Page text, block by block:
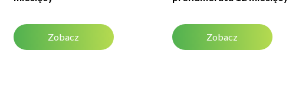
Zobacz Zobacz